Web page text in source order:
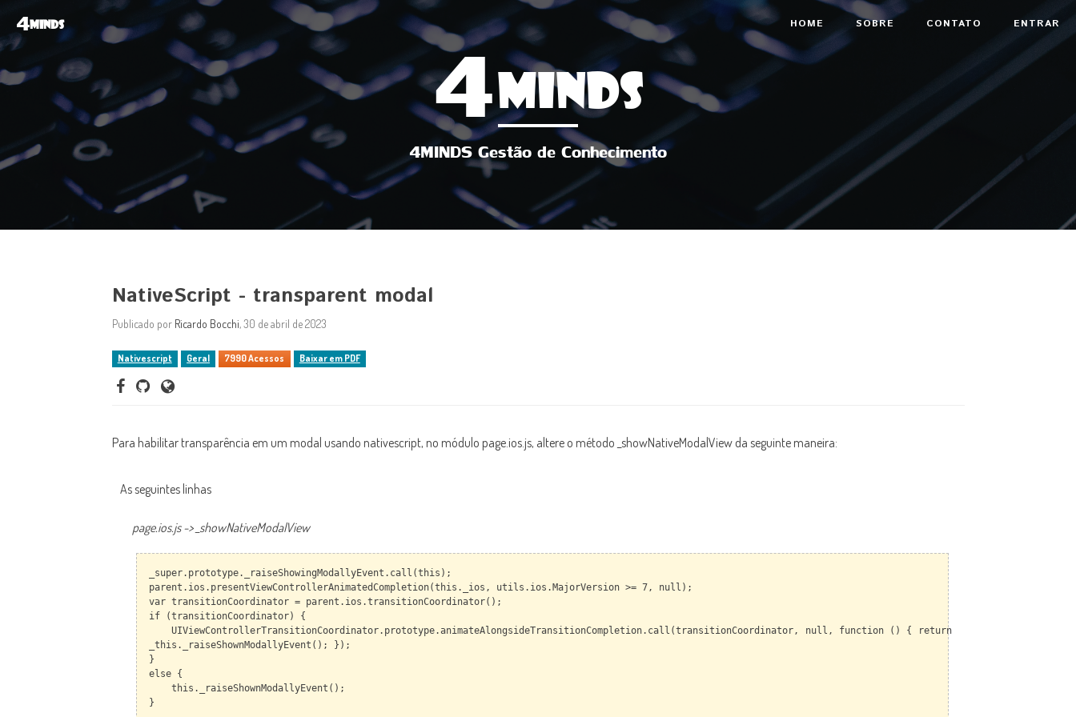
4MINDS HOME SOBRE CONTATO ENTRAR
4MINDS
4MINDS Gestão de Conhecimento
NativeScript - transparent modal
Publicado por Ricardo Bocchi, 30 de abril de 2023
Nativescript Geral 7990 Acessos Baixar em PDF
Para habilitar transparência em um modal usando nativescript, no módulo page.ios.js, altere o método _showNativeModalView da seguinte maneira:
As seguintes linhas
page.ios.js -> _showNativeModalView
_super.prototype._raiseShowingModallyEvent.call(this);
parent.ios.presentViewControllerAnimatedCompletion(this._ios, utils.ios.MajorVersion >= 7, null);
var transitionCoordinator = parent.ios.transitionCoordinator();
if (transitionCoordinator) {
UIViewControllerTransitionCoordinator.prototype.animateAlongsideTransitionCompletion.call(transitionCoordinator, null, function () { return
_this._raiseShownModallyEvent(); });
}
else {
this._raiseShownModallyEvent();
}